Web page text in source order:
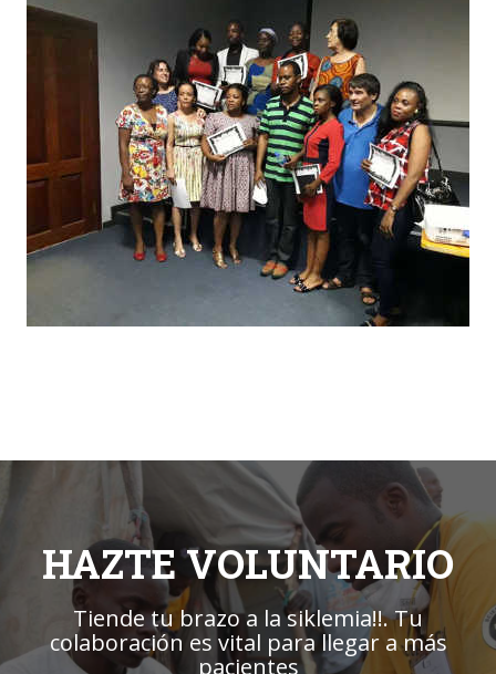
HAZTE VOLUNTARIO
Tiende tu brazo a la siklemia!!. Tu
colaboración es vital para llegar a más
pacientes